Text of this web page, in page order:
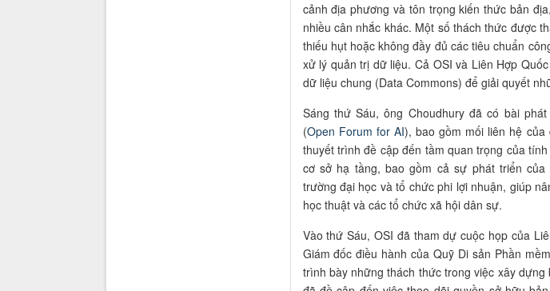
cảnh địa phương và tôn trọng kiến thức bản
nhiều cân nhắc khác. Một số thách thức được
thiếu hụt hoặc không đầy đủ các tiêu chuẩn
xử lý quản trị dữ liệu. Cả OSI và Liên Hợp
dữ liệu chung (Data Commons) để giải quyết
Sáng thứ Sáu, ông Choudhury đã có bài
(Open Forum for AI), bao gồm mối liên hệ của
thuyết trình đề cập đến tầm quan trọng của
cơ sở hạ tầng, bao gồm cả sự phát triển
trường đại học và tổ chức phi lợi nhuận, giúp
học thuật và các tổ chức xã hội dân sự.
Vào thứ Sáu, OSI đã tham dự cuộc họp của
Giám đốc điều hành của Quỹ Di sản Phần
trình bày những thách thức trong việc xây